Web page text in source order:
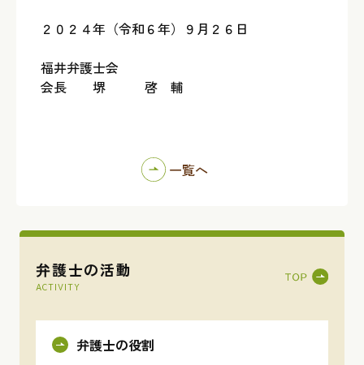
弁護士の活動
ACTIVITY
弁護士の役割
２０２４年（令和６年）９月２６日
福井弁護士会
会長 堺 啓 輔
一覧へ